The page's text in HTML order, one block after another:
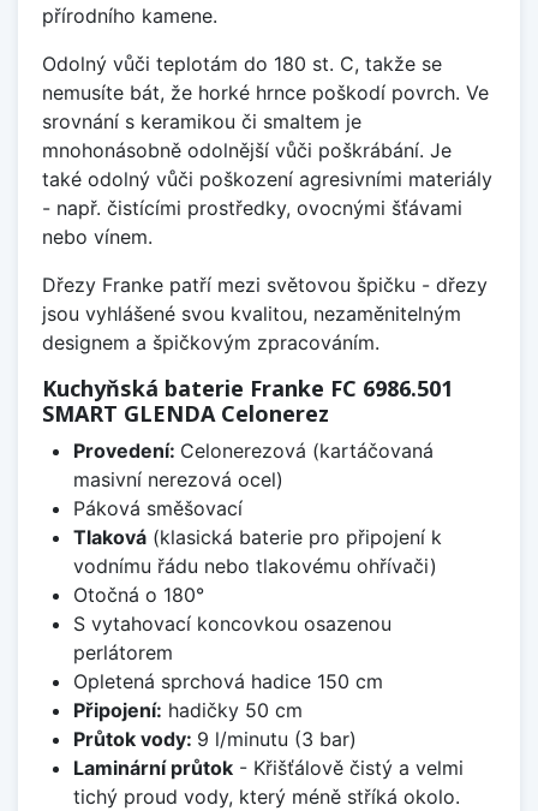
přírodního kamene.
Odolný vůči teplotám do 180 st. C, takže se
nemusíte bát, že horké hrnce poškodí povrch. Ve
srovnání s keramikou či smaltem je
mnohonásobně odolnější vůči poškrábání. Je
také odolný vůči poškození agresivními materiály
- např. čistícími prostředky, ovocnými šťávami
nebo vínem.
Dřezy Franke patří mezi světovou špičku - dřezy
jsou vyhlášené svou kvalitou, nezaměnitelným
designem a špičkovým zpracováním.
Kuchyňská baterie Franke FC 6986.501
SMART GLENDA Celonerez
Provedení: Celonerezová (kartáčovaná
masivní nerezová ocel)
Páková směšovací
Tlaková(klasická baterie pro připojení k
vodnímu řádu nebo tlakovému ohřívači)
Otočná o 180°
S vytahovací koncovkou osazenou
perlátorem
Opletená sprchová hadice 150 cm
Připojení: hadičky 50 cm
Průtok vody: 9 l/minutu (3 bar)
Laminární průtok- Křišťálově čistý a velmi
tichý proud vody, který méně stříká okolo.